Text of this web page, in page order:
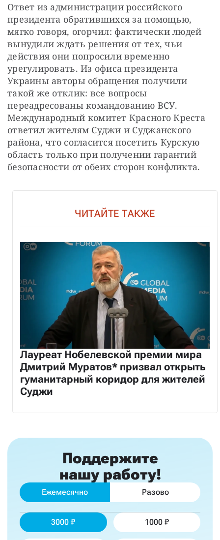
Ответ из администрации российского
президента обратившихся за помощью,
мягко говоря, огорчил: фактически людей
вынудили ждать решения от тех, чьи
действия они попросили временно
урегулировать. Из офиса президента
Украины авторы обращения получили
такой же отклик: все вопросы
переадресованы командованию ВСУ.
Международный комитет Красного Креста
ответил жителям Суджи и Суджанского
района, что согласится посетить Курскую
область только при получении гарантий
безопасности от обеих сторон конфликта.
ЧИТАЙТЕ ТАКЖЕ
Лауреат Нобелевской премии мира
Дмитрий Муратов* призвал открыть
гуманитарный коридор для жителей
Суджи
Поддержите
нашу работу!
Ежемесячно Разово
3000 1000